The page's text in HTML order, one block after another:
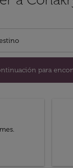
para